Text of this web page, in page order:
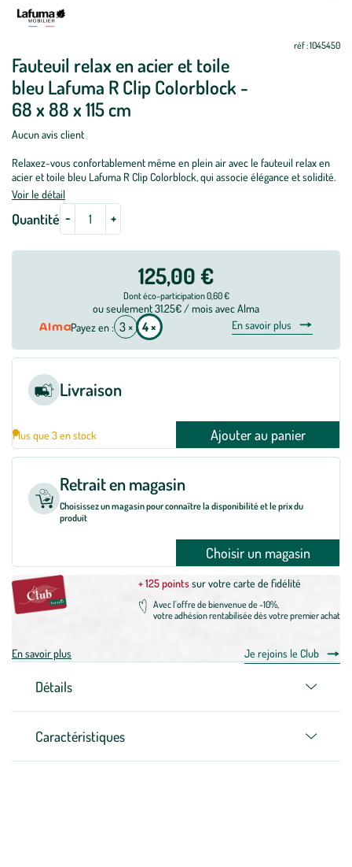
Fauteuil relax en acier et toile
bleu Lafuma R Clip Colorblock -
68 x 88 x 115 cm
réf : 1045450
Aucun avis client
Relaxez-vous confortablement même en plein air avec le fauteuil relax en
acier et toile bleu Lafuma R Clip Colorblock, qui associe élégance et solidité.
Voir le détail
Quantité
Mettre
-
Mettre
+
125,00 €
Dont éco-participation 0,60 €
ou seulement 31.25€ / mois avec Alma
Payez en : 3 × 4 × En savoir plus
Livraison
Plus que 3 en stock Ajouter au panier
Retrait en magasin
Choisissez un magasin pour connaître la disponibilité et le prix du
produit
Choisir un magasin
+ 125 pointssur votre carte de fidélité
Avec l'offre de bienvenue de -10%,
votre adhésion rentabilisée dès votre premier achat
En savoir plus Je rejoins le Club
Détails
Caractéristiques